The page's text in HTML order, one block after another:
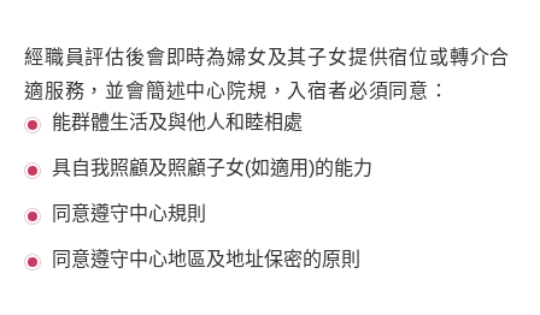
經職員評估後會即時為婦女及其子女提供宿位或轉介合
適服務，並會簡述中心院規，入宿者必須同意：
能群體生活及與他人和睦相處
具自我照顧及照顧子女(如適用)的能力
同意遵守中心規則
同意遵守中心地區及地址保密的原則